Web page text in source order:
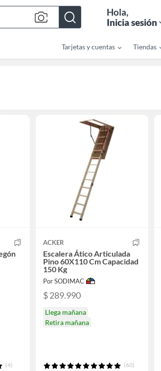
Hola,
Inicia sesión
Tarjetas y cuentas Tiendas
(4)
ACKER
Escalera Ático Articulada
Pino 60X110 Cm Capacidad
150 Kg
Por SODIMAC
$ 289.990
Llega mañana
Retira mañana
(60)